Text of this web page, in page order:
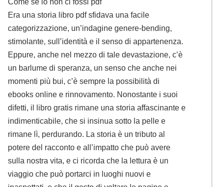
Era una storia libro pdf sfidava una facile
categorizzazione, un’indagine genere-bending,
stimolante, sull’identità e il senso di appartenenza.
Eppure, anche nel mezzo di tale devastazione, c’è
un barlume di speranza, un senso che anche nei
momenti più bui, c’è sempre la possibilità di
ebooks online e rinnovamento. Nonostante i suoi
difetti, il libro gratis rimane una storia affascinante e
indimenticabile, che si insinua sotto la pelle e
rimane lì, perdurando. La storia è un tributo al
potere del racconto e all’impatto che può avere
sulla nostra vita, e ci ricorda che la lettura è un
viaggio che può portarci in luoghi nuovi e